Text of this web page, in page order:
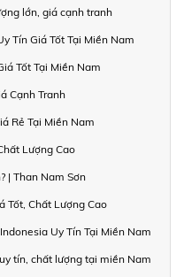
lớn, giá cạnh tranh
Tín Giá Tốt Tại Miền Nam
Tốt Tại Miền Nam
Cạnh Tranh
Rẻ Tại Miền Nam
Lượng Cao
| Than Nam Sơn
Tốt, Chất Lượng Cao
Uy Tín Tại Miền Nam
tín, chất lượng tại miền Nam